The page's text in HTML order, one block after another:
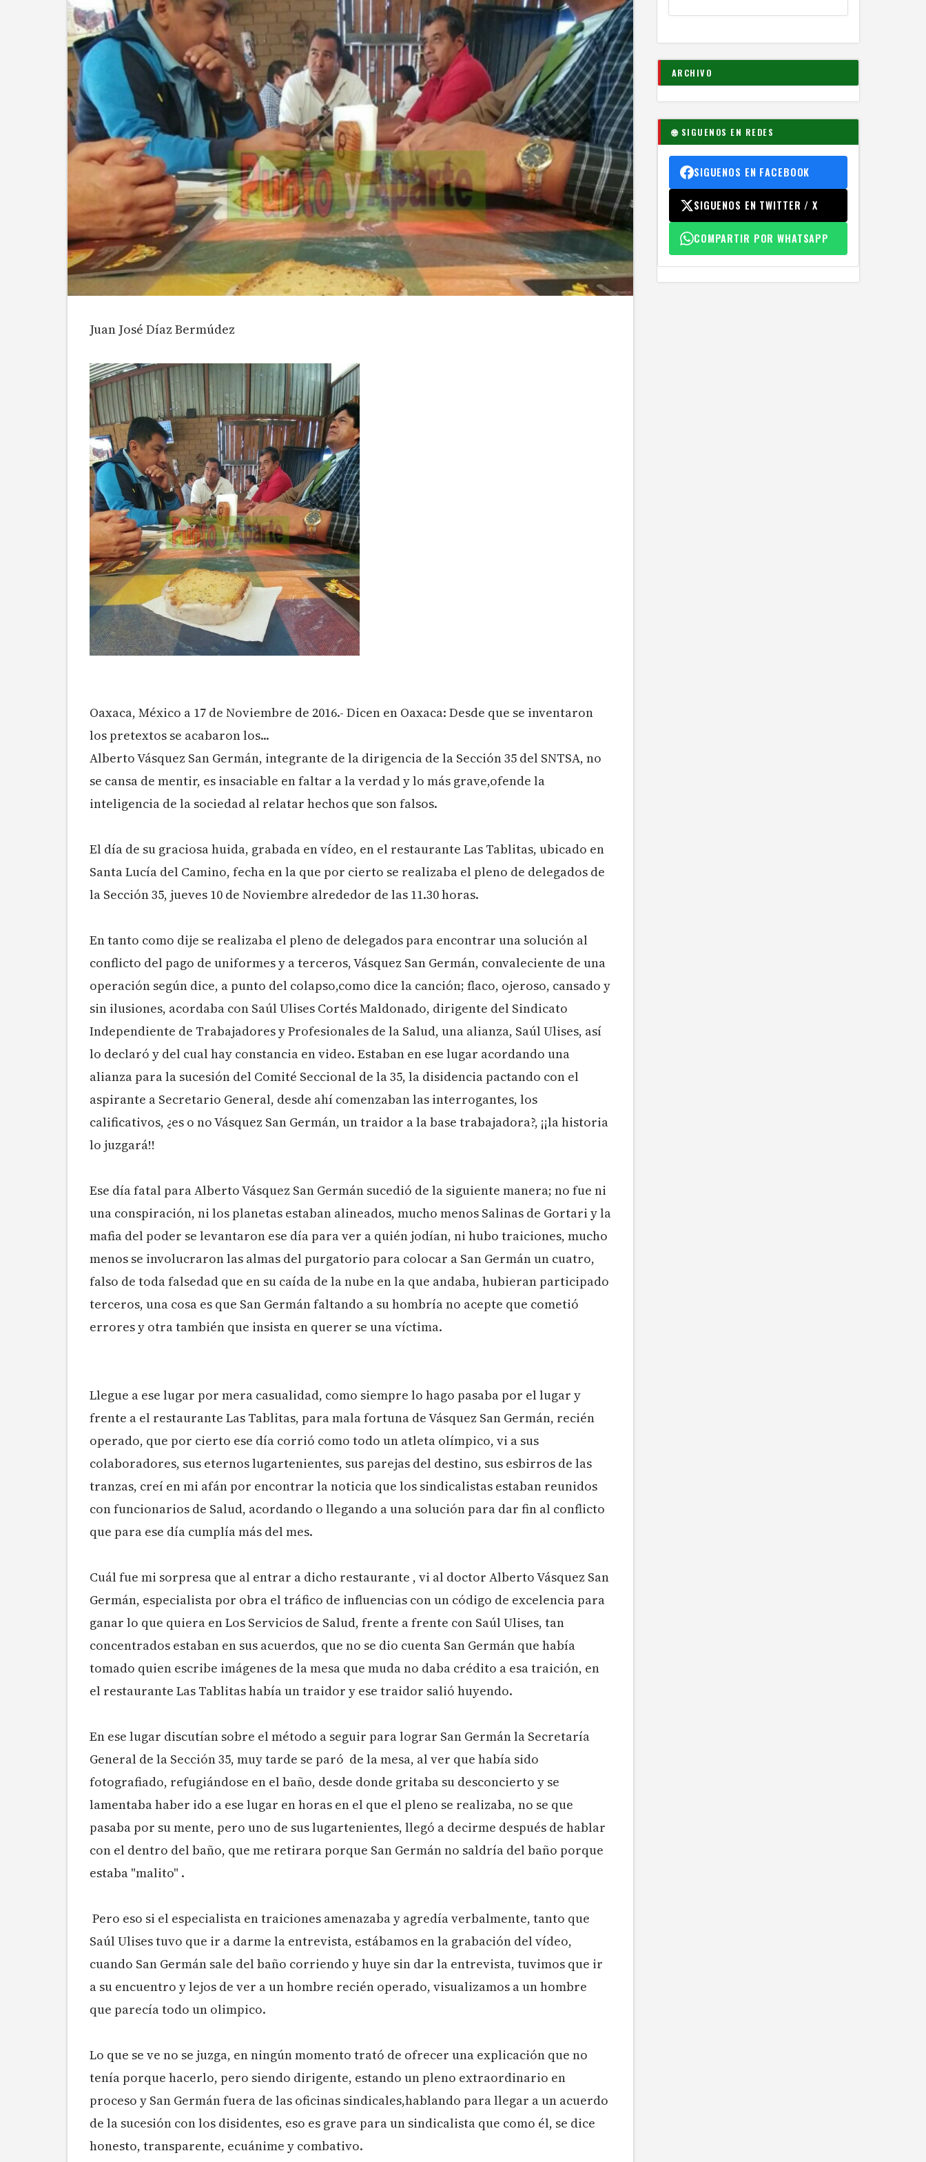
Juan José Díaz Bermúdez
Oaxaca, México a 17 de Noviembre de 2016.- Dicen en Oaxaca: Desde que se inventaron
los pretextos se acabaron los...
Alberto Vásquez San Germán, integrante de la dirigencia de la Sección 35 del SNTSA, no
se cansa de mentir, es insaciable en faltar a la verdad y lo más grave,ofende la
inteligencia de la sociedad al relatar hechos que son falsos.
El día de su graciosa huida, grabada en vídeo, en el restaurante Las Tablitas, ubicado en
Santa Lucía del Camino, fecha en la que por cierto se realizaba el pleno de delegados de
la Sección 35, jueves 10 de Noviembre alrededor de las 11.30 horas.
En tanto como dije se realizaba el pleno de delegados para encontrar una solución al
conflicto del pago de uniformes y a terceros, Vásquez San Germán, convaleciente de una
operación según dice, a punto del colapso,como dice la canción; flaco, ojeroso, cansado y
sin ilusiones, acordaba con Saúl Ulises Cortés Maldonado, dirigente del Sindicato
Independiente de Trabajadores y Profesionales de la Salud, una alianza, Saúl Ulises, así
lo declaró y del cual hay constancia en video. Estaban en ese lugar acordando una
alianza para la sucesión del Comité Seccional de la 35, la disidencia pactando con el
aspirante a Secretario General, desde ahí comenzaban las interrogantes, los
calificativos, ¿es o no Vásquez San Germán, un traidor a la base trabajadora?, ¡¡la historia
lo juzgará!!
Ese día fatal para Alberto Vásquez San Germán sucedió de la siguiente manera; no fue ni
una conspiración, ni los planetas estaban alineados, mucho menos Salinas de Gortari y la
mafia del poder se levantaron ese día para ver a quién jodían, ni hubo traiciones, mucho
menos se involucraron las almas del purgatorio para colocar a San Germán un cuatro,
falso de toda falsedad que en su caída de la nube en la que andaba, hubieran participado
terceros, una cosa es que San Germán faltando a su hombría no acepte que cometió
errores y otra también que insista en querer se una víctima.
Llegue a ese lugar por mera casualidad, como siempre lo hago pasaba por el lugar y
frente a el restaurante Las Tablitas, para mala fortuna de Vásquez San Germán, recién
operado, que por cierto ese día corrió como todo un atleta olímpico, vi a sus
colaboradores, sus eternos lugartenientes, sus parejas del destino, sus esbirros de las
tranzas, creí en mi afán por encontrar la noticia que los sindicalistas estaban reunidos
con funcionarios de Salud, acordando o llegando a una solución para dar fin al conflicto
que para ese día cumplía más del mes.
Cuál fue mi sorpresa que al entrar a dicho restaurante , vi al doctor Alberto Vásquez San
Germán, especialista por obra el tráfico de influencias con un código de excelencia para
ganar lo que quiera en Los Servicios de Salud, frente a frente con Saúl Ulises, tan
concentrados estaban en sus acuerdos, que no se dio cuenta San Germán que había
tomado quien escribe imágenes de la mesa que muda no daba crédito a esa traición, en
el restaurante Las Tablitas había un traidor y ese traidor salió huyendo.
En ese lugar discutían sobre el método a seguir para lograr San Germán la Secretaría
General de la Sección 35, muy tarde se paró de la mesa, al ver que había sido
fotografiado, refugiándose en el baño, desde donde gritaba su desconcierto y se
lamentaba haber ido a ese lugar en horas en el que el pleno se realizaba, no se que
pasaba por su mente, pero uno de sus lugartenientes, llegó a decirme después de hablar
con el dentro del baño, que me retirara porque San Germán no saldría del baño porque
estaba "malito" .
Pero eso si el especialista en traiciones amenazaba y agredía verbalmente, tanto que
Saúl Ulises tuvo que ir a darme la entrevista, estábamos en la grabación del vídeo,
cuando San Germán sale del baño corriendo y huye sin dar la entrevista, tuvimos que ir
a su encuentro y lejos de ver a un hombre recién operado, visualizamos a un hombre
que parecía todo un olimpico.
Lo que se ve no se juzga, en ningún momento trató de ofrecer una explicación que no
tenía porque hacerlo, pero siendo dirigente, estando un pleno extraordinario en
proceso y San Germán fuera de las oficinas sindicales,hablando para llegar a un acuerdo
de la sucesión con los disidentes, eso es grave para un sindicalista que como él, se dice
honesto, transparente, ecuánime y combativo.
ARCHIVO
🌐 SIGUENOS EN REDES
SIGUENOS EN FACEBOOK
SIGUENOS EN TWITTER / X
COMPARTIR POR WHATSAPP